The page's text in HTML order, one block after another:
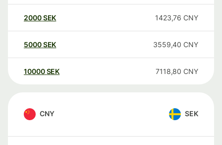
2000SEK 1423,76 CNY
5000SEK 3559,40 CNY
10000 SEK 7118,80 CNY
CNY SEK